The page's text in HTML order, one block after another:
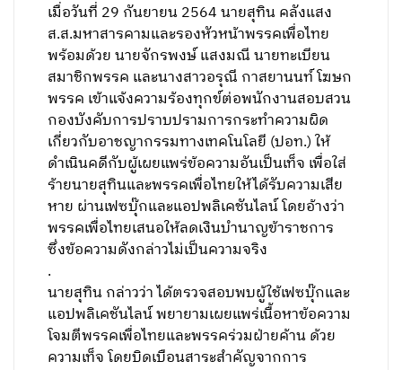
เมื่อวันที่ 29 กันยายน 2564 นายสุทิน คลังแสง
ส.ส.มหาสารคามและรองหัวหน้าพรรคเพื่อไทย
พร้อมด้วย นายจักรพงษ์ แสงมณี นายทะเบียน
สมาชิกพรรค และนางสาวอรุณี กาสยานนท์ โฆษก
พรรค เข้าแจ้งความร้องทุกข์ต่อพนักงานสอบสวน
กองบังคับการปราบปรามการกระทำความผิด
เกี่ยวกับอาชญากรรมทางเทคโนโลยี (ปอท.) ให้
ดำเนินคดีกับผู้เผยแพร่ข้อความอันเป็นเท็จ เพื่อใส่
ร้ายนายสุทินและพรรคเพื่อไทยให้ได้รับความเสีย
หาย ผ่านเฟซบุ๊กและแอปพลิเคชันไลน์ โดยอ้างว่า
พรรคเพื่อไทยเสนอให้ลดเงินบำนาญข้าราชการ
ซึ่งข้อความดังกล่าวไม่เป็นความจริง
.
นายสุทิน กล่าวว่า ได้ตรวจสอบพบผู้ใช้เฟซบุ๊กและ
แอปพลิเคชันไลน์ พยายามเผยแพร่เนื้อหาข้อความ
โจมตีพรรคเพื่อไทยและพรรคร่วมฝ่ายค้าน ด้วย
ความเท็จ โดยบิดเบือนสาระสำคัญจากการ